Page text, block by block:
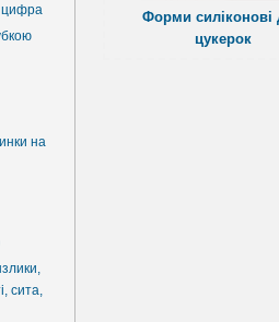
цифра
на
сита,
Форми силіконові
цукерок